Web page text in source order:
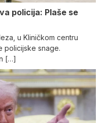
policija: Plaše se
u Kliničkom centru
policijske snage.
[…]